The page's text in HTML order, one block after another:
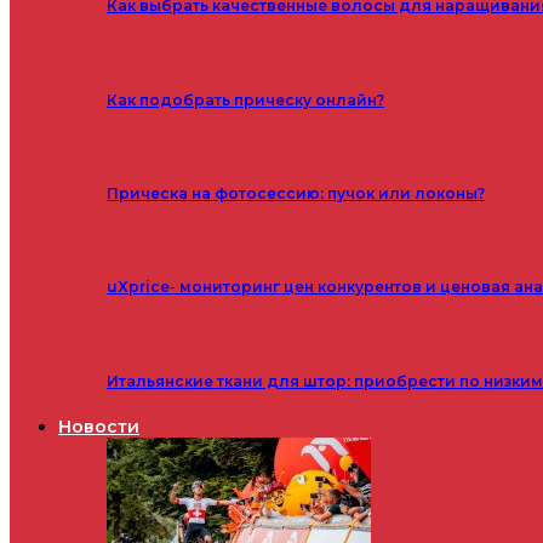
Как выбрать качественные волосы для
Как подобрать прическу онлайн?
Прическа на фотосессию: пучок или локоны?
uXprice- мониторинг цен конкурентов и ценовая
Итальянские ткани для штор: приобрести по
Новости